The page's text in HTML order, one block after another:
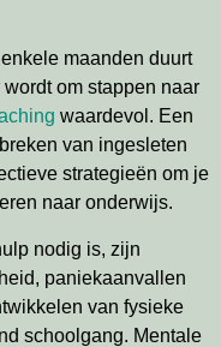
maanden duurt
om stappen naar
waardevol. Een
van ingesleten
strategieën om je
naar onderwijs.
nodig is, zijn
paniekaanvallen
van fysieke
schoolgang. Mentale